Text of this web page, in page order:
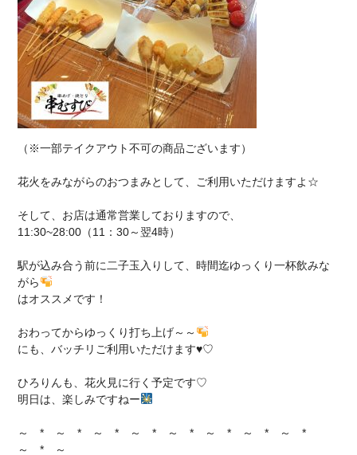
（※一部テイクアウト不可の商品ございます）
花火をみながらのおつまみとして、ご利用いただけますよ☆
そして、お店は通常営業しておりますので、
11:30~28:00（11：30～翌4時）
駅が込み合う前に二子玉入りして、時間迄ゆっくり一杯飲みな
がら
はオススメです！
おわってからゆっくり打ち上げ～～
にも、バッチリご利用いただけます♥♡
ひろりんも、花火見に行く予定です♡
明日は、楽しみですねー
～ * ～ * ～ * ～ * ～ * ～ * ～ * ～ *
～ * ～